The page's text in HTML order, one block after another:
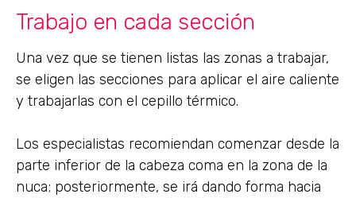
Trabajo en cada sección
Una vez que se tienen listas las zonas a trabajar,
se eligen las secciones para aplicar el aire caliente
y trabajarlas con el cepillo térmico.
Los especialistas recomiendan comenzar desde la
parte inferior de la cabeza coma en la zona de la
nuca; posteriormente, se irá dando forma hacia